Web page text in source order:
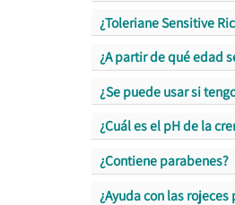
¿Toleriane Sensitive
¿A partir de qué edad
¿Se puede usar si
¿Cuál es el pH de la
¿Contiene parabenes?
¿Ayuda con las